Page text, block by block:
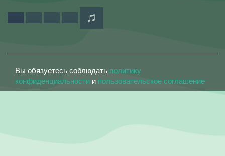
Вы обязуетесь соблюдать политику
конфиденциальности и пользовательское соглашение